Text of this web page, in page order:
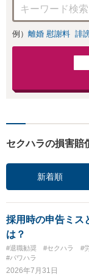
例） 離婚 慰謝料 誹
セクハラの損害賠
新着順
採用時の申告ミス
は？
#退職勧奨 #セクハラ #
#パワハラ
2026年7月31日